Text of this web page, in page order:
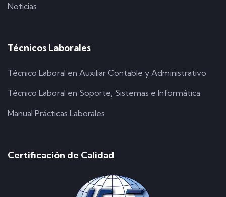
Noticias
Técnicos Laborales
Técnico Laboral en Auxiliar Contable y Administrativo
Técnico Laboral en Soporte, Sistemas e Informática
Manual Prácticas Laborales
Certificación de Calidad